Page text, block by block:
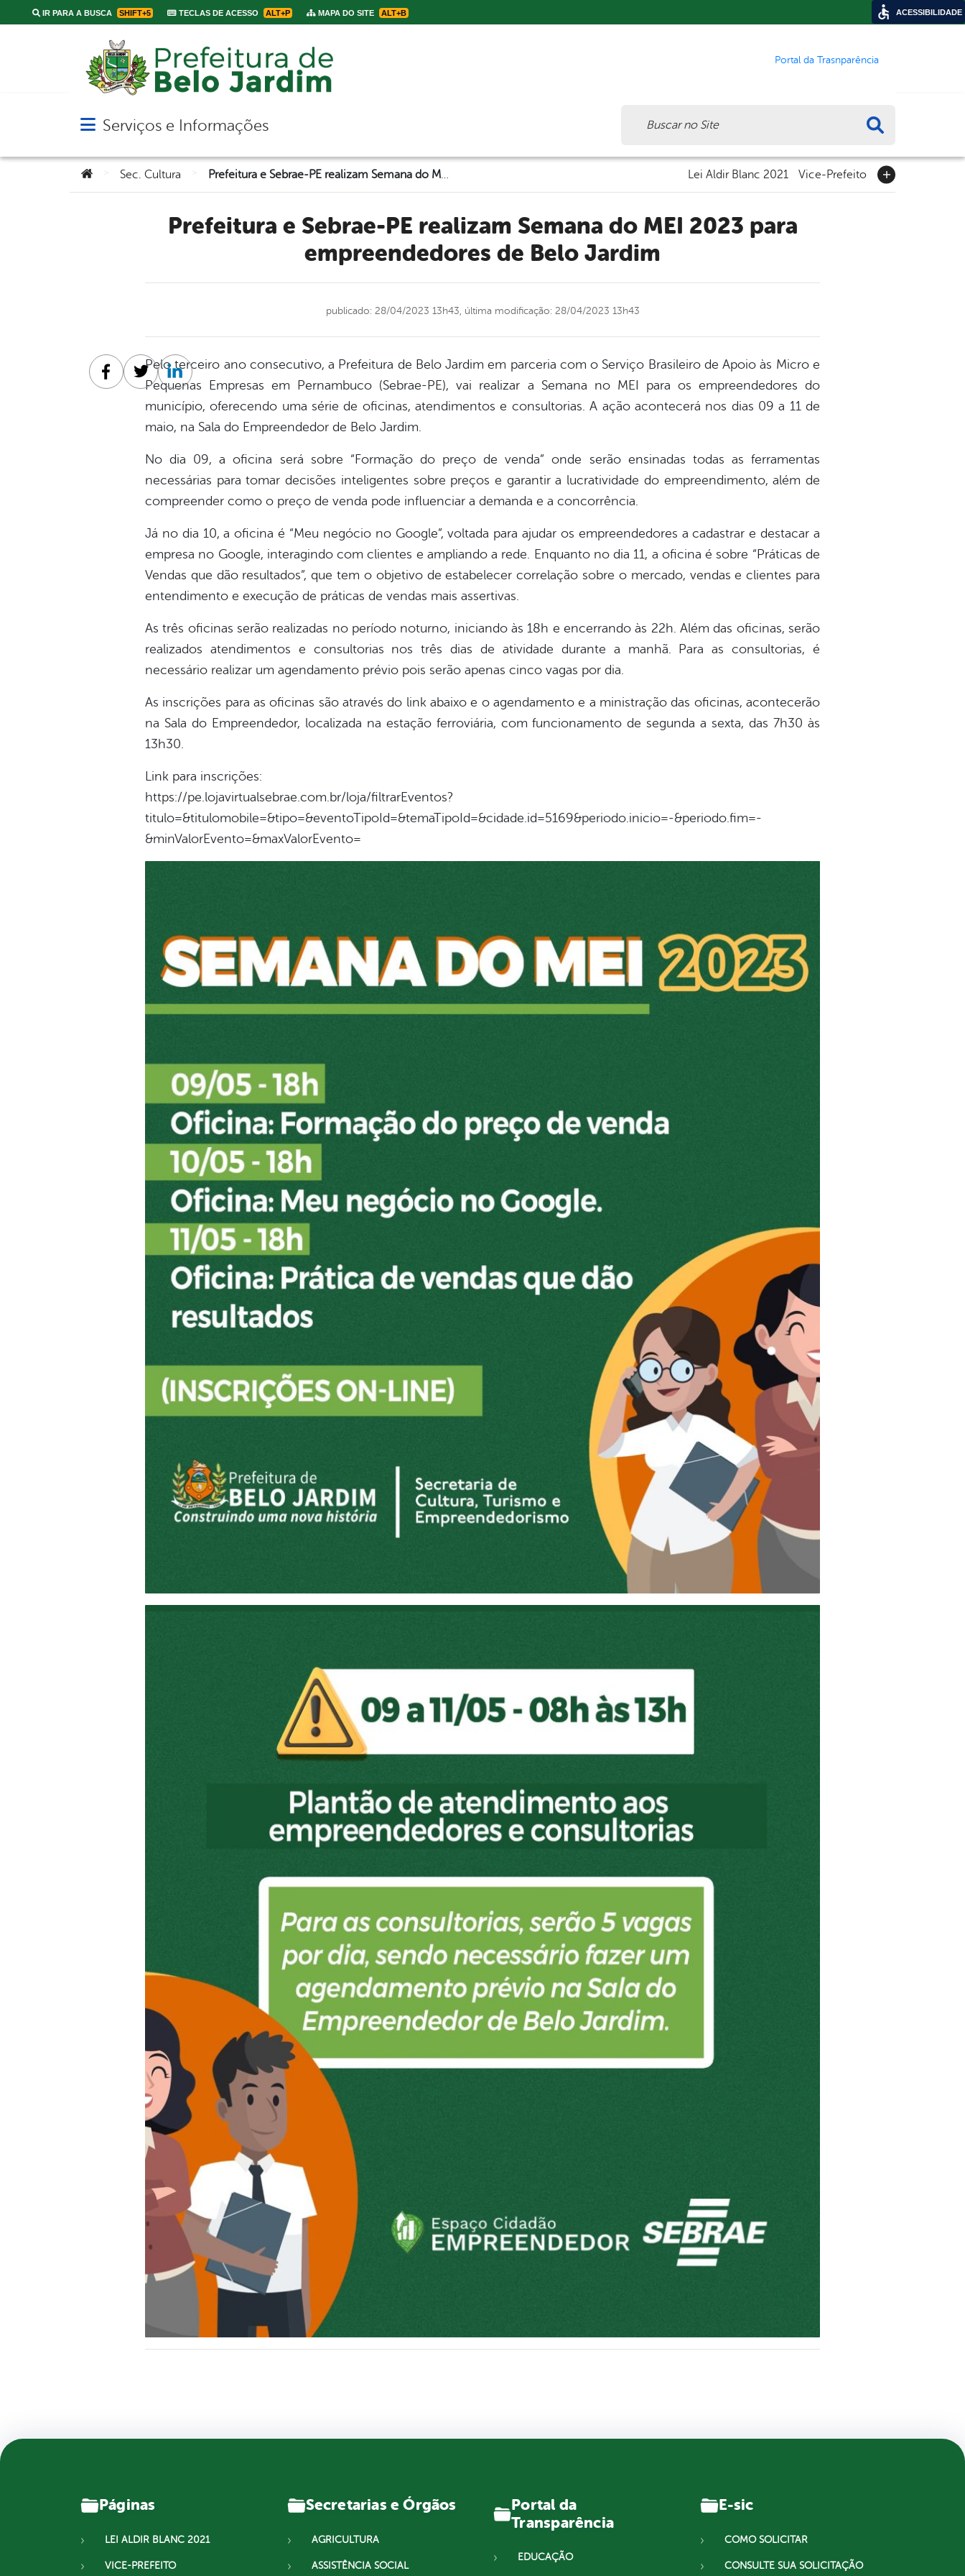
IR PARA A BUSCA SHIFT+5 TECLAS DE ACESSO ALT+P MAPA DO SITE ALT+B
Portal da Trasnparência
Abrir menu principal de navegação
Serviços e Informações
Você está aqui:
Sec. Cultura Lei Aldir Blanc 2021 Vice-Prefeito
Prefeitura e Sebrae-PE realizam Semana do MEI 2023 para
empreendedores de Belo Jardim
publicado: 28/04/2023 13h43, última modificação: 28/04/2023 13h43
Pelo terceiro ano consecutivo, a Prefeitura de Belo Jardim em parceria com o Serviço Brasileiro de Apoio às Micro e
Pequenas Empresas em Pernambuco (Sebrae-PE), vai realizar a Semana no MEI para os empreendedores do
município, oferecendo uma série de oficinas, atendimentos e consultorias. A ação acontecerá nos dias 09 a 11 de
maio, na Sala do Empreendedor de Belo Jardim.
No dia 09, a oficina será sobre “Formação do preço de venda” onde serão ensinadas todas as ferramentas
necessárias para tomar decisões inteligentes sobre preços e garantir a lucratividade do empreendimento, além de
compreender como o preço de venda pode influenciar a demanda e a concorrência.
Já no dia 10, a oficina é “Meu negócio no Google”, voltada para ajudar os empreendedores a cadastrar e destacar a
empresa no Google, interagindo com clientes e ampliando a rede. Enquanto no dia 11, a oficina é sobre “Práticas de
Vendas que dão resultados”, que tem o objetivo de estabelecer correlação sobre o mercado, vendas e clientes para
entendimento e execução de práticas de vendas mais assertivas.
As três oficinas serão realizadas no período noturno, iniciando às 18h e encerrando às 22h. Além das oficinas, serão
realizados atendimentos e consultorias nos três dias de atividade durante a manhã. Para as consultorias, é
necessário realizar um agendamento prévio pois serão apenas cinco vagas por dia.
As inscrições para as oficinas são através do link abaixo e o agendamento e a ministração das oficinas, acontecerão
na Sala do Empreendedor, localizada na estação ferroviária, com funcionamento de segunda a sexta, das 7h30 às
13h30.
Link para inscrições:
https://pe.lojavirtualsebrae.com.br/loja/filtrarEventos?
titulo=&titulomobile=&tipo=&eventoTipoId=&temaTipoId=&cidade.id=5169&periodo.inicio=-&periodo.fim=-
&minValorEvento=&maxValorEvento=
Facebook
TwitterLinkedin
Páginas
LEI ALDIR BLANC 2021
VICE-PREFEITO
Secretarias e Órgãos
AGRICULTURA
ASSISTÊNCIA SOCIAL
Portal da
Transparência
EDUCAÇÃO
E-sic
COMO SOLICITAR
CONSULTE SUA SOLICITAÇÃO
ACESSIBILIDADE